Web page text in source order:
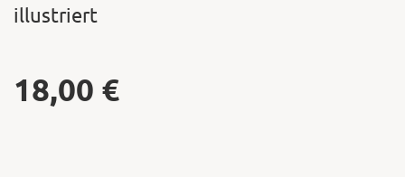
illustriert
18,00 €